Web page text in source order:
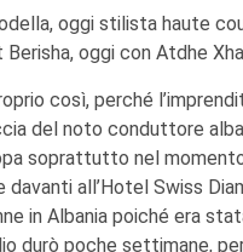
oggi stilista haute
oggi con Atdhe
così, perché
del noto conduttore
soprattutto nel
all’Hotel Swiss
in Albania poiché era
durò poche settimane,